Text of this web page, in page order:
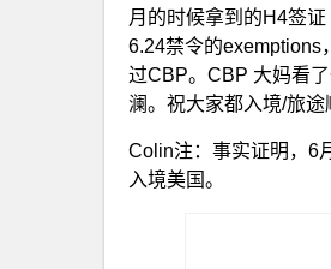
月的时候拿到的H4签
6.24禁令的exemptions
过CBP。CBP 大妈看
澜。祝大家都入境/旅途
Colin注：事实证明，6
入境美国。